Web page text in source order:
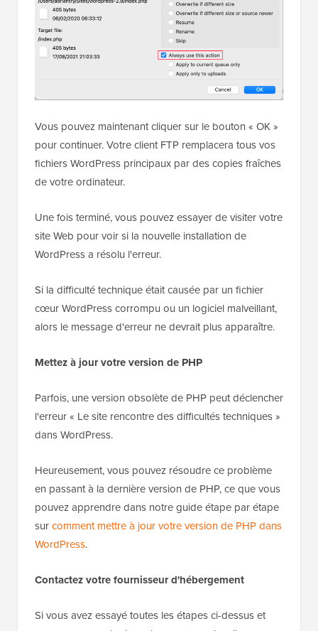
Vous pouvez maintenant cliquer sur le bouton « OK »
pour continuer. Votre client FTP remplacera tous vos
fichiers WordPress principaux par des copies fraîches
de votre ordinateur.
Une fois terminé, vous pouvez essayer de visiter votre
site Web pour voir si la nouvelle installation de
WordPress a résolu l'erreur.
Si la difficulté technique était causée par un fichier
cœur WordPress corrompu ou un logiciel malveillant,
alors le message d'erreur ne devrait plus apparaître.
Mettez à jour votre version de PHP
Parfois, une version obsolète de PHP peut déclencher
l'erreur « Le site rencontre des difficultés techniques »
dans WordPress.
Heureusement, vous pouvez résoudre ce problème
en passant à la dernière version de PHP, ce que vous
pouvez apprendre dans notre guide étape par étape
surcomment mettre à jour votre version de PHP dans
WordPress.
Contactez votre fournisseur d'hébergement
Si vous avez essayé toutes les étapes ci-dessus et